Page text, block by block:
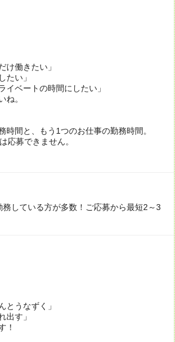
け働きたい」
たい」
イベートの時間にしたい」
ね。
時間と、もう1つのお仕事の勤務時間。
応募できません。
務している方が多数！ご応募から最短2～3
とうなずく」
出す」
！